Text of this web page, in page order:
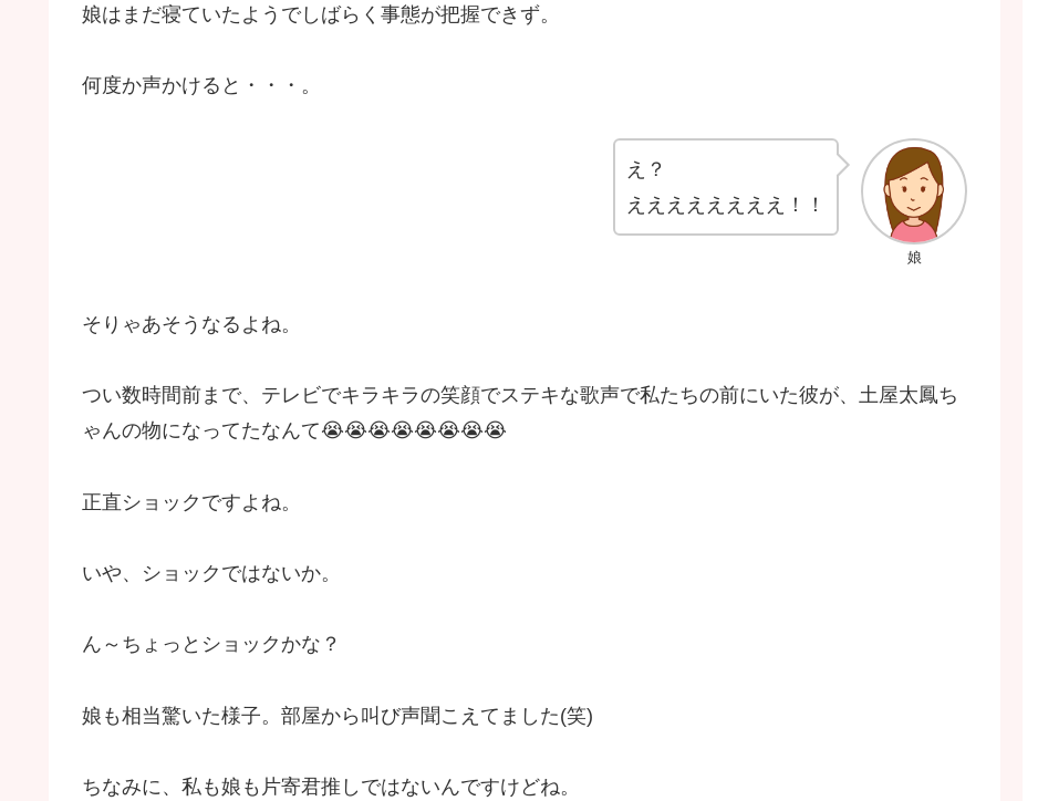
娘はまだ寝ていたようでしばらく事態が把握できず。
何度か声かけると・・・。
娘
え？
ええええええええ！！
そりゃあそうなるよね。
つい数時間前まで、テレビでキラキラの笑顔でステキな歌声で私たちの前にいた彼が、土屋太鳳ち
ゃんの物になってたなんて😭😭😭😭😭😭😭😭
正直ショックですよね。
いや、ショックではないか。
ん～ちょっとショックかな？
娘も相当驚いた様子。部屋から叫び声聞こえてました(笑)
ちなみに、私も娘も片寄君推しではないんですけどね。